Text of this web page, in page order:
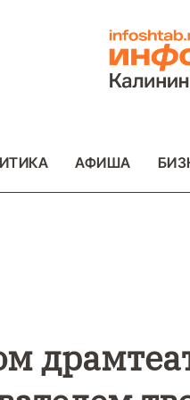
АФИША